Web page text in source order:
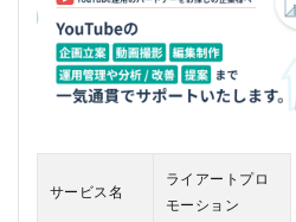
ョ
ン
と
は
識と経
サービス名
ライアートプロ
モーション